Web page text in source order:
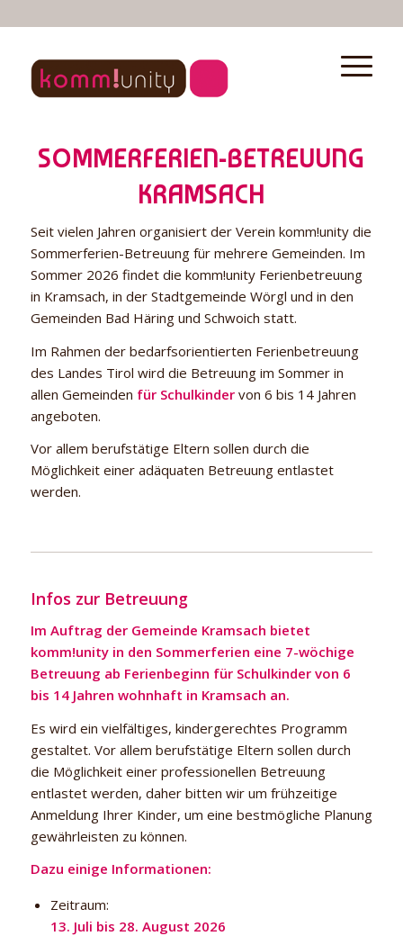
SOMMERFERIEN-BETREUUNG
KRAMSACH
Seit vielen Jahren organisiert der Verein komm!unity die
Sommerferien-Betreuung für mehrere Gemeinden. Im
Sommer 2026 findet die komm!unity Ferienbetreuung
in Kramsach, in der Stadtgemeinde Wörgl und in den
Gemeinden Bad Häring und Schwoich statt.
Im Rahmen der bedarfsorientierten Ferienbetreuung
des Landes Tirol wird die Betreuung im Sommer in
allen Gemeinden für Schulkindervon 6 bis 14 Jahren
angeboten.
Vor allem berufstätige Eltern sollen durch die
Möglichkeit einer adäquaten Betreuung entlastet
werden.
Infos zur Betreuung
Im Auftrag der Gemeinde Kramsach bietet
komm!unity in den Sommerferien eine 7-wöchige
Betreuung ab Ferienbeginn für Schulkinder von 6
bis 14 Jahren wohnhaft in Kramsach an.
Es wird ein vielfältiges, kindergerechtes Programm
gestaltet. Vor allem berufstätige Eltern sollen durch
die Möglichkeit einer professionellen Betreuung
entlastet werden, daher bitten wir um frühzeitige
Anmeldung Ihrer Kinder, um eine bestmögliche Planung
gewährleisten zu können.
Dazu einige Informationen:
Zeitraum:
13. Juli bis 28. August 2026